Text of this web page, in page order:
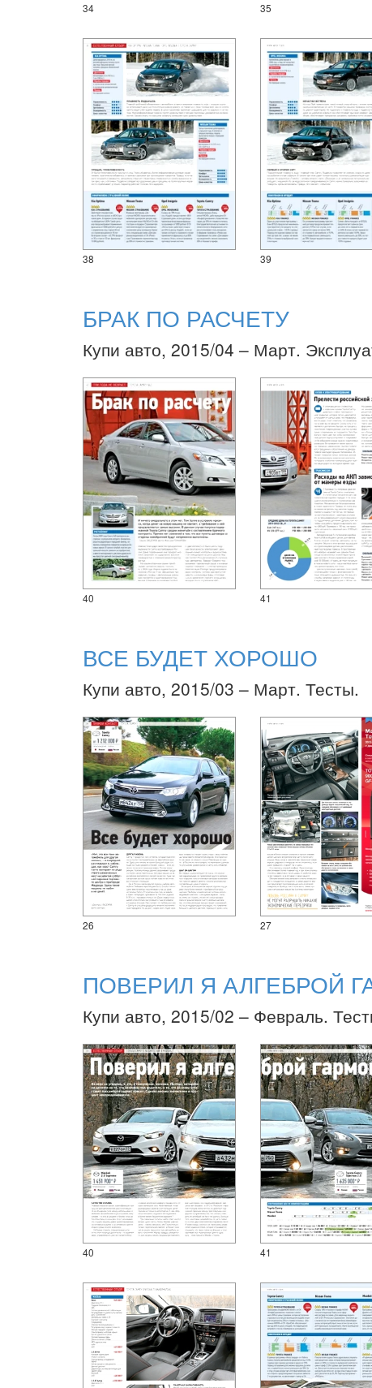
34 35
38 39
БРАК ПО РАСЧЕТУ
Купи авто, 2015/04 – Март.
40 41
ВСЕ БУДЕТ ХОРОШО
Купи авто, 2015/03 – Март. Тесты.
26 27
ПОВЕРИЛ Я АЛГЕБРОЙ
Купи авто, 2015/02 – Февраль.
40 41